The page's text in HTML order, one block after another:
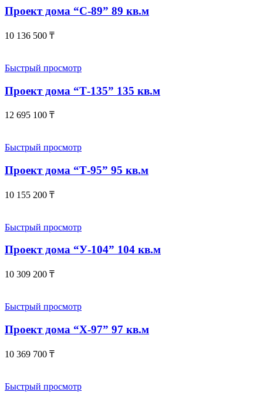
Проект дома “С-89” 89 кв.м
10 136 500 ₸
Быстрый просмотр
Проект дома “Т-135” 135 кв.м
12 695 100 ₸
Быстрый просмотр
Проект дома “Т-95” 95 кв.м
10 155 200 ₸
Быстрый просмотр
Проект дома “У-104” 104 кв.м
10 309 200 ₸
Быстрый просмотр
Проект дома “Х-97” 97 кв.м
10 369 700 ₸
Быстрый просмотр